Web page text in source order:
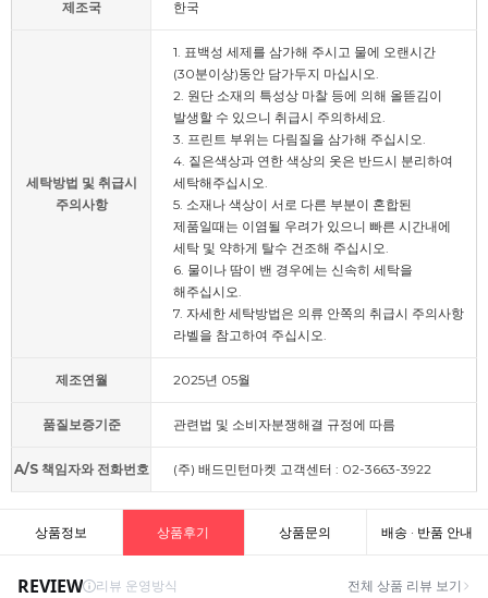
제조국 한국
세탁방법 및 취급시
주의사항
1. 표백성 세제를 삼가해 주시고 물에 오랜시간
(30분이상)동안 담가두지 마십시오.
2. 원단 소재의 특성상 마찰 등에 의해 올뜯김이
발생할 수 있으니 취급시 주의하세요.
3. 프린트 부위는 다림질을 삼가해 주십시오.
4. 짙은색상과 연한 색상의 옷은 반드시 분리하여
세탁해주십시오.
5. 소재나 색상이 서로 다른 부분이 혼합된
제품일때는 이염될 우려가 있으니 빠른 시간내에
세탁 및 약하게 탈수 건조해 주십시오.
6. 물이나 땀이 밴 경우에는 신속히 세탁을
해주십시오.
7. 자세한 세탁방법은 의류 안쪽의 취급시 주의사항
라벨을 참고하여 주십시오.
제조연월 2025년 05월
품질보증기준 관련법 및 소비자분쟁해결 규정에 따름
A/S 책임자와 전화번호 (주) 배드민턴마켓 고객센터 : 02-3663-3922
상품정보 상품후기 상품문의 배송 · 반품 안내